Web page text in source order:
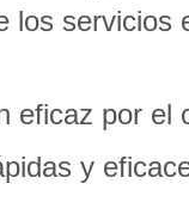
los
eficaz por el
y